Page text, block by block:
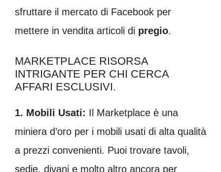
sfruttare il mercato di Facebook per
mettere in vendita articoli di pregio.
MARKETPLACE RISORSA
INTRIGANTE PER CHI CERCA
AFFARI ESCLUSIVI.
1. Mobili Usati: Il Marketplace è una
miniera d’oro per i mobili usati di alta qualità
a prezzi convenienti. Puoi trovare tavoli,
sedie, divani e molto altro ancora per